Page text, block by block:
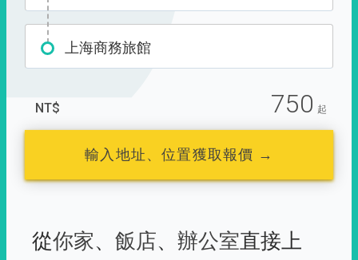
上海商務旅館
NT$ 750 起
輸入地址、位置獲取報價 →
從你家、 飯店、 辦公室直接上